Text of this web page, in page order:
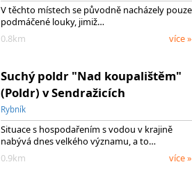
V těchto místech se původně nacházely pouze
podmáčené louky, jimiž…
0.8km
více »
Suchý poldr "Nad koupalištěm"
(Poldr) v Sendražicích
Rybník
Situace s hospodařením s vodou v krajině
nabývá dnes velkého významu, a to…
0.9km
více »